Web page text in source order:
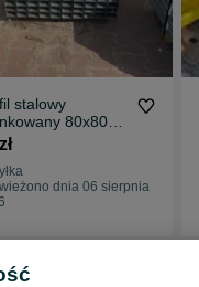
stalowy
80x80x3
1
dnia 06 sierpnia